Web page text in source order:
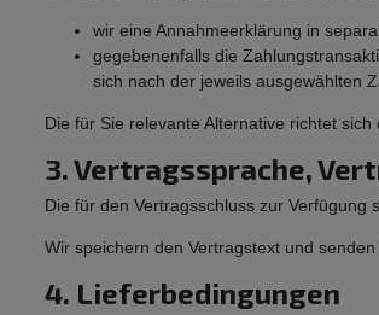
wir eine Annahmeerklärung in
gegebenenfalls die
sich nach der jeweils ausgewählten
Die für Sie relevante Alternative richtet
3. Vertragssprache,
Die für den Vertragsschluss zur Verfügung
Wir speichern den Vertragstext und
4. Lieferbedingungen